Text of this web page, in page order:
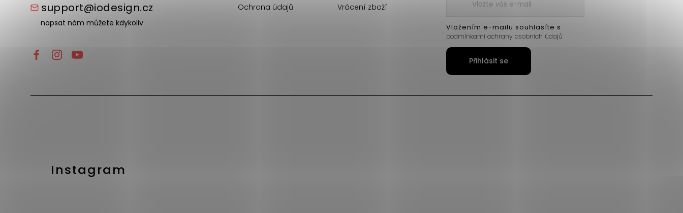
support@iodesign.cz
napsat nám můžete kdykoliv
Ochrana údajů
Vrácení zboží
Instagram
Vložením e-mailu souhlasíte s
podmínkami ochrany osobních údajů
Přihlásit se